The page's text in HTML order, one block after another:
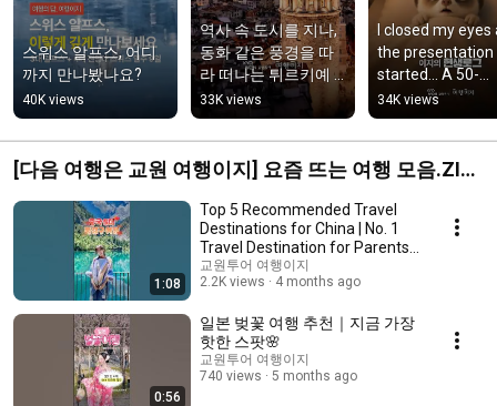
스위스 알프스, 어디
까지 만나봤나요?
40K views
역사 속 도시를 지나,
동화 같은 풍경을 따
라 떠나는 튀르키예
🇹🇷
33K views
I closed my eyes
the presentation
started... A 50-
second guide to
Easy Members
34K views
[다음 여행은 교원 여행이지] 요즘 뜨는 여행 모음.ZIP
🔥
1:08
Top 5 Recommended Travel
Destinations for China | No. 1
Travel Destination for Parents'
Trips
교원투어 여행이지
2.2K views
4 months ago
0:56
일본 벚꽃 여행 추천｜지금 가장
핫한 스팟🌸
교원투어 여행이지
740 views
5 months ago